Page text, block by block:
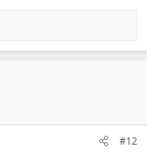
#12